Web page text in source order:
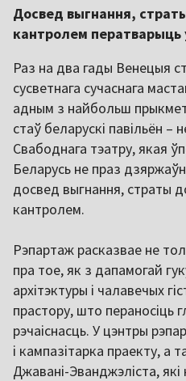
Досвед выгнання,
кантролем ператварыць
Раз на два гады Венецыя
сусветнага сучаснага
адным з найбольш
стаў беларускі павільён –
Свабоднага тэатру, якая
Беларусь не праз
досвед выгнання, страты
кантролем.
Рэпартаж расказвае не
пра тое, як з дапамогай
архітэктуры і чалавечых
прастору, што пераносіць
рэчаіснасць. У цэнтры
і кампазітарка праекту, а
Джавані-Эванджэліста,